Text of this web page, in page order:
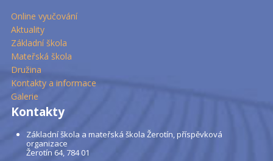
Online vyučování
Aktuality
Základní škola
Mateřská škola
Družina
Kontakty a informace
Galerie
Kontakty
Základní škola a mateřská škola Žerotín, příspěvková
organizace
Žerotín 64, 784 01